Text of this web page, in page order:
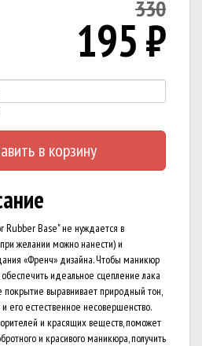
330
195₽
в корзину
Rubber Base" не нуждается в
желании можно нанести) и
«Френч» дизайна. Чтобы маникюр
идеальное сцепление лака
покрытие выравнивает природный тон,
его естественное несовершенство.
и красящих веществ, поможет
и красивого маникюра, получить